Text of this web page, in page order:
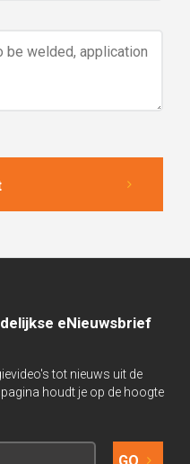
eNieuwsbrief
tot nieuws uit de
houdt je op de hoogte